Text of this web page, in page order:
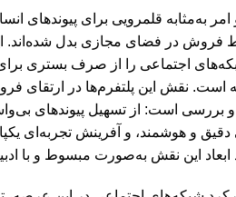
به‌مثابه قلمرویی برای پیوندهای
فروش در فضای مجازی بدل شده‌اند.
اجتماعی را از صرف بستری برای
نقش این پلتفرم‌ها در ارتقای
بررسی است: از تسهیل پیوندهای
دقیق و هوشمند، و آفرینش تجربه‌ای
این نقش به‌صورت مبسوط و با